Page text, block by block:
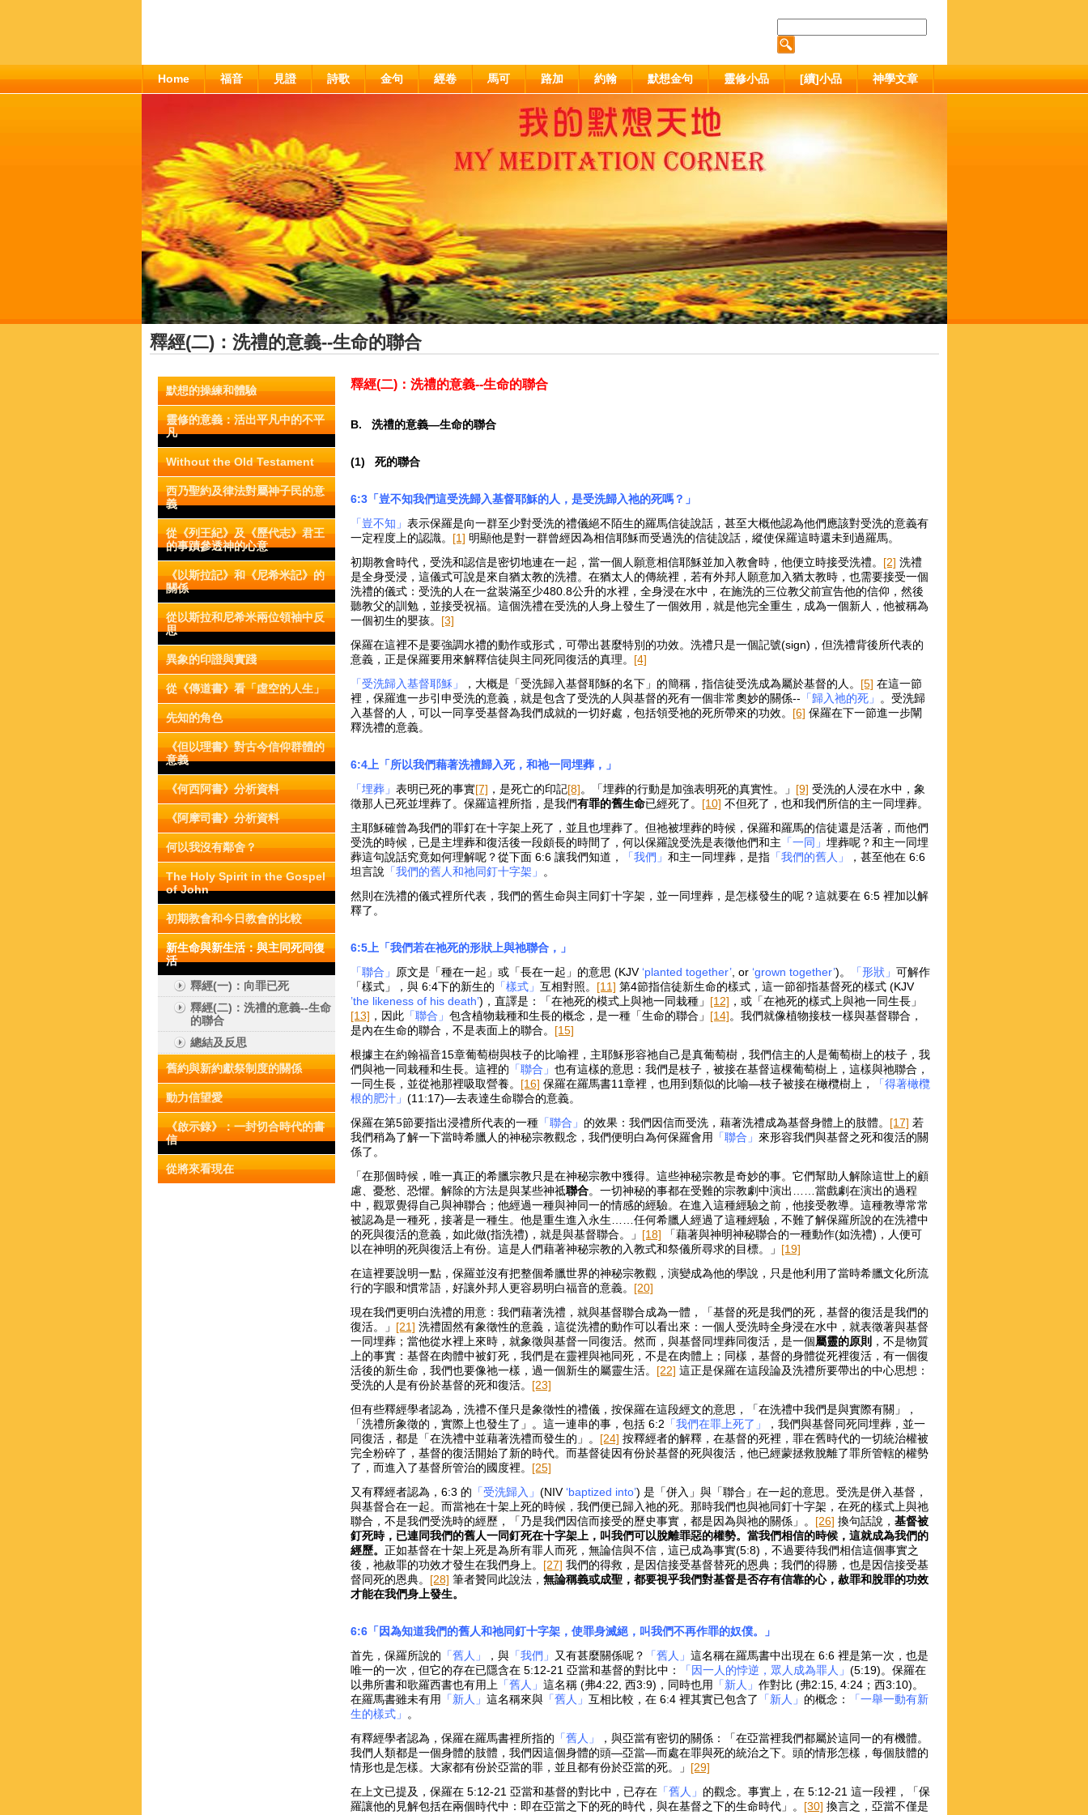
Home 福音 見證 詩歌 金句 經卷 馬可 路加 約翰 默想金句 靈修小品 [續]小品 神學文章
釋經(二)：洗禮的意義--生命的聯合
默想的操練和體驗
靈修的意義：活出平凡中的不平
凡
Without the Old Testament
西乃聖約及律法對屬神子民的意
義
從《列王紀》及《歷代志》君王
的事蹟參透神的心意
《以斯拉記》和《尼希米記》的
關係
從以斯拉和尼希米兩位領袖中反
思
異象的印證與實踐
從《傳道書》看「虛空的人生」
先知的角色
《但以理書》對古今信仰群體的
意義
《何西阿書》分析資料
《阿摩司書》分析資料
何以我沒有鄰舍？
The Holy Spirit in the Gospel
of John
初期教會和今日教會的比較
新生命與新生活：與主同死同復
活
釋經(一)：向罪已死
釋經(二)：洗禮的意義--生命
的聯合
總結及反思
舊約與新約獻祭制度的關係
動力信望愛
《啟示錄》：一封切合時代的書
信
從將來看現在
釋經(二)：洗禮的意義--生命的聯合
B.洗禮的意義—生命的聯合
(1) 死的聯合
6:3「豈不知我們這受洗歸入基督耶穌的人，是受洗歸入祂的死嗎？」
「豈不知」表示保羅是向一群至少對受洗的禮儀絕不陌生的羅馬信徒說話，甚至大概他認為他們應該對受洗的意義有
一定程度上的認識。 [1] 明顯他是對一群曾經因為相信耶穌而受過洗的信徒說話，縱使保羅這時還未到過羅馬。
初期教會時代，受洗和認信是密切地連在一起，當一個人願意相信耶穌並加入教會時，他便立時接受洗禮。 [2] 洗禮
是全身受浸，這儀式可說是來自猶太教的洗禮。在猶太人的傳統裡，若有外邦人願意加入猶太教時，也需要接受一個
洗禮的儀式：受洗的人在一盆裝滿至少480.8公升的水裡，全身浸在水中，在施洗的三位教父前宣告他的信仰，然後
聽教父的訓勉，並接受祝福。這個洗禮在受洗的人身上發生了一個效用，就是他完全重生，成為一個新人，他被稱為
一個初生的嬰孩。 [3]
保羅在這裡不是要強調水禮的動作或形式，可帶出甚麼特別的功效。洗禮只是一個記號(sign)，但洗禮背後所代表的
意義，正是保羅要用來解釋信徒與主同死同復活的真理。 [4]
「受洗歸入基督耶穌」
，大概是「受洗歸入基督耶穌的名下」的簡稱，指信徒受洗成為屬於基督的人。 [5] 在這一節
裡，保羅進一步引申受洗的意義，就是包含了受洗的人與基督的死有一個非常奧妙的關係-- 「歸入祂的死」
。受洗歸
入基督的人，可以一同享受基督為我們成就的一切好處，包括領受祂的死所帶來的功效。 [6] 保羅在下一節進一步闡
釋洗禮的意義。
6:4上「所以我們藉著洗禮歸入死，和祂一同埋葬，」
「埋葬」表明已死的事實[7] ，是死亡的印記[8]。「埋葬的行動是加強表明死的真實性。」 [9] 受洗的人浸在水中，象
徵那人已死並埋葬了。保羅這裡所指，是我們有罪的舊生命已經死了。 [10] 不但死了，也和我們所信的主一同埋葬。
主耶穌確曾為我們的罪釘在十字架上死了，並且也埋葬了。但祂被埋葬的時候，保羅和羅馬的信徒還是活著，而他們
受洗的時候，已是主埋葬和復活後一段頗長的時間了，何以保羅說受洗是表徵他們和主 「一同」埋葬呢？和主一同埋
葬這句說話究竟如何理解呢？從下面 6:6 讓我們知道，
「我們」和主一同埋葬，是指 「我們的舊人」
，甚至他在 6:6
坦言說 「我們的舊人和祂同釘十字架」
。
然則在洗禮的儀式裡所代表，我們的舊生命與主同釘十字架，並一同埋葬，是怎樣發生的呢？這就要在 6:5 裡加以解
釋了。
6:5上「我們若在祂死的形狀上與祂聯合，」
「聯合」
原文是「種在一起」或「長在一起」的意思 (KJV‘planted together’ , or‘grown together’)。 「形狀」可解作
「樣式」，與 6:4下的新生的 「樣式」互相對照。 [11] 第4節指信徒新生命的樣式，這一節卻指基督死的樣式 (KJV
’the likeness of his death’)，直譯是：「在祂死的模式上與祂一同栽種」 [12] ，或「在祂死的樣式上與祂一同生長」
[13] ，因此 「聯合」包含植物栽種和生長的概念，是一種「生命的聯合」 [14]。我們就像植物接枝一樣與基督聯合，
是內在生命的聯合，不是表面上的聯合。 [15]
根據主在約翰福音15章葡萄樹與枝子的比喻裡，主耶穌形容祂自己是真葡萄樹，我們信主的人是葡萄樹上的枝子，我
們與祂一同栽種和生長。這裡的 「聯合」也有這樣的意思：我們是枝子，被接在基督這棵葡萄樹上，這樣與祂聯合，
一同生長，並從祂那裡吸取營養。 [16] 保羅在羅馬書11章裡，也用到類似的比喻—枝子被接在橄欖樹上，
「得著橄欖
根的肥汁」(11:17)—去表達生命聯合的意義。
保羅在第5節要指出浸禮所代表的一種 「聯合」 的效果：我們因信而受洗，藉著洗禮成為基督身體上的肢體。 [17] 若
我們稍為了解一下當時希臘人的神秘宗教觀念，我們便明白為何保羅會用
「聯合」 來形容我們與基督之死和復活的關
係了。
「在那個時候，唯一真正的希臘宗教只是在神秘宗教中獲得。這些神秘宗教是奇妙的事。它們幫助人解除這世上的顧
慮、憂愁、恐懼。解除的方法是與某些神祗聯合。一切神秘的事都在受難的宗教劇中演出……當戲劇在演出的過程
中，觀眾覺得自己與神聯合；他經過一種與神同一的情感的經驗。在進入這種經驗之前，他接受教導。這種教導常常
被認為是一種死，接著是一種生。他是重生進入永生……任何希臘人經過了這種經驗，不難了解保羅所說的在洗禮中
的死與復活的意義，如此做(指洗禮)，就是與基督聯合。」 [18] 「藉著與神明神秘聯合的一種動作(如洗禮)，人便可
以在神明的死與復活上有份。這是人們藉著神秘宗教的入教式和祭儀所尋求的目標。」 [19]
在這裡要說明一點，保羅並沒有把整個希臘世界的神秘宗教觀，演變成為他的學說，只是他利用了當時希臘文化所流
行的字眼和慣常語，好讓外邦人更容易明白福音的意義。 [20]
現在我們更明白洗禮的用意：我們藉著洗禮，就與基督聯合成為一體，「基督的死是我們的死，基督的復活是我們的
復活。」 [21] 洗禮固然有象徵性的意義，這從洗禮的動作可以看出來：一個人受洗時全身浸在水中，就表徵著與基督
一同埋葬；當他從水裡上來時，就象徵與基督一同復活。然而，與基督同埋葬同復活，是一個屬靈的原則 ，不是物質
上的事實：基督在肉體中被釘死，我們是在靈裡與祂同死，不是在肉體上；同樣，基督的身體從死裡復活，有一個復
活後的新生命，我們也要像祂一樣，過一個新生的屬靈生活。 [22] 這正是保羅在這段論及洗禮所要帶出的中心思想：
受洗的人是有份於基督的死和復活。 [23]
但有些釋經學者認為，洗禮不僅只是象徵性的禮儀，按保羅在這段經文的意思，「在洗禮中我們是與實際有關」，
「洗禮所象徵的，實際上也發生了」。這一連串的事，包括 6:2 「我們在罪上死了」
，我們與基督同死同埋葬，並一
同復活，都是「在洗禮中並藉著洗禮而發生的」。 [24] 按釋經者的解釋，在基督的死裡，罪在舊時代的一切統治權被
完全粉碎了，基督的復活開始了新的時代。而基督徒因有份於基督的死與復活，他已經蒙拯救脫離了罪所管轄的權勢
了，而進入了基督所管治的國度裡。 [25]
又有釋經者認為，6:3 的 「受洗歸入」(NIV‘baptized into’) 是「併入」與「聯合」在一起的意思。受洗是併入基督，
與基督合在一起。而當祂在十架上死的時候，我們便已歸入祂的死。那時我們也與祂同釘十字架，在死的樣式上與祂
聯合，不是我們受洗時的經歷，「乃是我們因信而接受的歷史事實，都是因為與祂的關係」。 [26] 換句話說，基督被
釘死時，已連同我們的舊人一同釘死在十字架上，叫我們可以脫離罪惡的權勢。當我們相信的時候，這就成為我們的
經歷。正如基督在十架上死是為所有罪人而死，無論信與不信，這已成為事實(5:8)，不過要待我們相信這個事實之
後，祂赦罪的功效才發生在我們身上。 [27] 我們的得救，是因信接受基督替死的恩典；我們的得勝，也是因信接受基
督同死的恩典。 [28] 筆者贊同此說法，無論稱義或成聖，都要視乎我們對基督是否存有信靠的心，赦罪和脫罪的功效
才能在我們身上發生。
6:6「因為知道我們的舊人和祂同釘十字架，使罪身滅絕，叫我們不再作罪的奴僕。」
首先，保羅所說的 「舊人」 ，與 「我們」 又有甚麼關係呢？ 「舊人」這名稱在羅馬書中出現在 6:6 裡是第一次，也是
唯一的一次，但它的存在已隱含在 5:12-21 亞當和基督的對比中：
「因一人的悖逆，眾人成為罪人」(5:19)。保羅在
以弗所書和歌羅西書也有用上 「舊人」這名稱 (弗4:22, 西3:9)，同時也用 「新人」作對比 (弗2:15, 4:24；西3:10)。
在羅馬書雖未有用
「新人」這名稱來與 「舊人」互相比較，在 6:4 裡其實已包含了 「新人」 的概念：
「一舉一動有新
生的樣式」
。
有釋經學者認為，保羅在羅馬書裡所指的 「舊人」
，與亞當有密切的關係：「在亞當裡我們都屬於這同一的有機體。
我們人類都是一個身體的肢體，我們因這個身體的頭—亞當—而處在罪與死的統治之下。頭的情形怎樣，每個肢體的
情形也是怎樣。大家都有份於亞當的罪，並且都有份於亞當的死。」 [29]
在上文已提及，保羅在 5:12-21 亞當和基督的對比中，已存在 「舊人」 的觀念。事實上，在 5:12-21 這一段裡，「保
羅讓他的見解包括在兩個時代中：即在亞當之下的死的時代，與在基督之下的生命時代」。 [30] 換言之，亞當不僅是